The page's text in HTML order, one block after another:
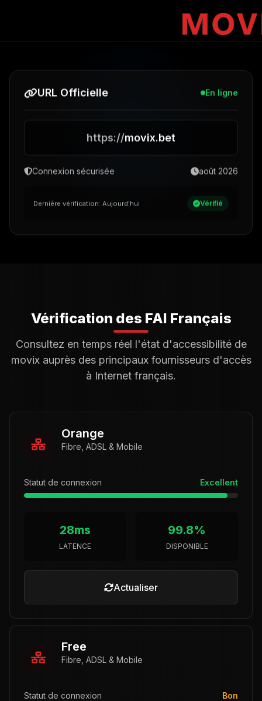
URL Officielle En ligne
https://movix.bet
Connexion sécurisée août 2026
Dernière vérification: Aujourd'hui Vérifié
Vérification des FAI Français
Consultez en temps réel l'état d'accessibilité de
movix auprès des principaux fournisseurs d'accès
à Internet français.
Orange
Fibre, ADSL & Mobile
Statut de connexion Excellent
28ms
LATENCE
99.8%
DISPONIBLE
Actualiser
Free
Fibre, ADSL & Mobile
Statut de connexion Bon